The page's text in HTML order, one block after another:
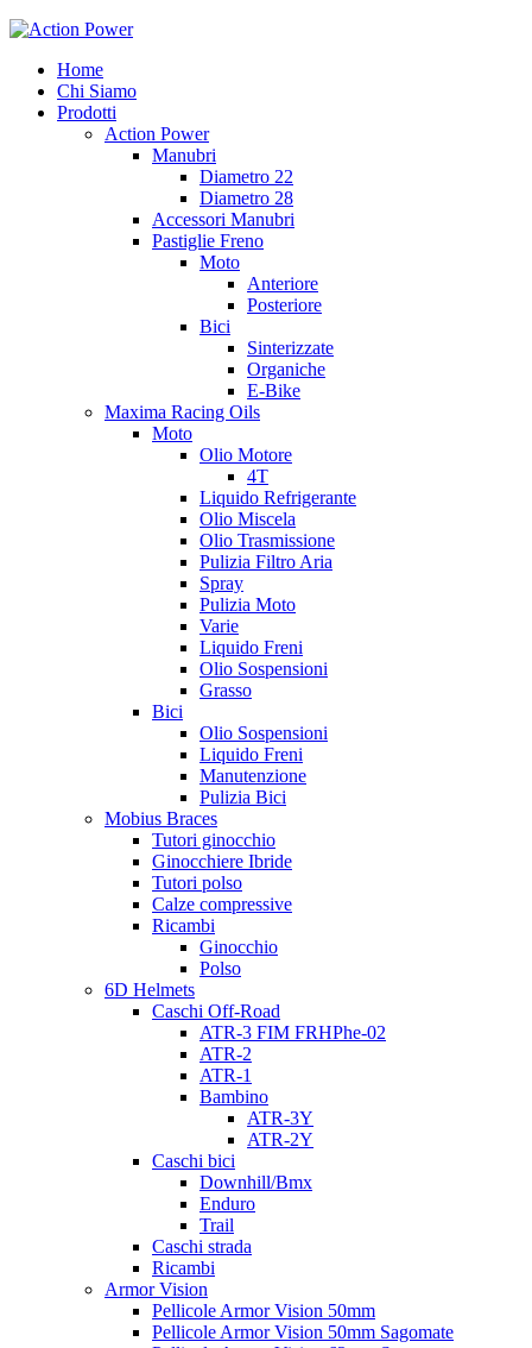
Home
Chi Siamo
Prodotti
Action Power
Manubri
Diametro 22
Diametro 28
Accessori Manubri
Pastiglie Freno
Moto
Anteriore
Posteriore
Bici
Sinterizzate
Organiche
E-Bike
Maxima Racing Oils
Moto
Olio Motore
4T
Liquido Refrigerante
Olio Miscela
Olio Trasmissione
Pulizia Filtro Aria
Spray
Pulizia Moto
Varie
Liquido Freni
Olio Sospensioni
Grasso
Bici
Olio Sospensioni
Liquido Freni
Manutenzione
Pulizia Bici
Mobius Braces
Tutori ginocchio
Ginocchiere Ibride
Tutori polso
Calze compressive
Ricambi
Ginocchio
Polso
6D Helmets
Caschi Off-Road
ATR-3 FIM FRHPhe-02
ATR-2
ATR-1
Bambino
ATR-3Y
ATR-2Y
Caschi bici
Downhill/Bmx
Enduro
Trail
Caschi strada
Ricambi
Armor Vision
Pellicole Armor Vision 50mm
Pellicole Armor Vision 50mm Sagomate